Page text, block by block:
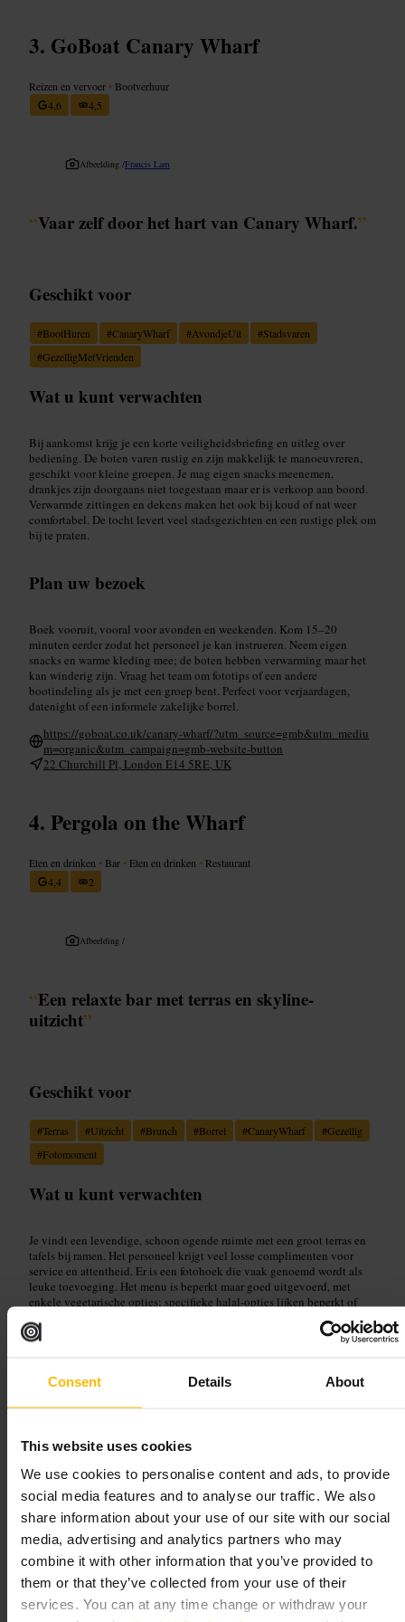
Consent Details About
This website uses cookies
We use cookies to personalise content and ads, to provide
social media features and to analyse our traffic. We also
share information about your use of our site with our social
media, advertising and analytics partners who may
combine it with other information that you’ve provided to
them or that they’ve collected from your use of their
services. You can at any time change or withdraw your
GoBoat Canary Wharf
Reizen en vervoer • Bootverhuur
4,6
4,5
Afbeelding /Francis Lam
“Vaar zelf door het hart van Canary Wharf.”
Geschikt voor
#BootHuren #CanaryWharf #AvondjeUit #Stadsvaren
#GezelligMetVrienden
Wat u kunt verwachten
Bij aankomst krijg je een korte veiligheidsbriefing en uitleg over
bediening. De boten varen rustig en zijn makkelijk te manoeuvreren,
geschikt voor kleine groepen. Je mag eigen snacks meenemen,
drankjes zijn doorgaans niet toegestaan maar er is verkoop aan boord.
Verwarmde zittingen en dekens maken het ook bij koud of nat weer
comfortabel. De tocht levert veel stadsgezichten en een rustige plek om
bij te praten.
Plan uw bezoek
Boek vooruit, vooral voor avonden en weekenden. Kom 15–20
minuten eerder zodat het personeel je kan instrueren. Neem eigen
snacks en warme kleding mee; de boten hebben verwarming maar het
kan winderig zijn. Vraag het team om fototips of een andere
bootindeling als je met een groep bent. Perfect voor verjaardagen,
datenight of een informele zakelijke borrel.
https://goboat.co.uk/canary-wharf/?utm_source=gmb&utm_mediu
m=organic&utm_campaign=gmb-website-button
22 Churchill Pl, London E14 5RE, UK
Pergola on the Wharf
Eten en drinken • Bar • Eten en drinken • Restaurant
4,4
2
Afbeelding /
“Een relaxte bar met terras en skyline-
uitzicht”
Geschikt voor
#Terras #Uitzicht #Brunch #Borrel #CanaryWharf #Gezellig
#Fotomoment
Wat u kunt verwachten
Je vindt een levendige, schoon ogende ruimte met een groot terras en
tafels bij ramen. Het personeel krijgt veel losse complimenten voor
service en attentheid. Er is een fotohoek die vaak genoemd wordt als
leuke toevoeging. Het menu is beperkt maar goed uitgevoerd, met
enkele vegetarische opties; specifieke halal-opties lijken beperkt of
Kom eerder op de avond als je terrasplaatsen wilt. Boek of meld je
binnenkomst naar dieetwensen als je halal nodig hebt, het aanbod is
bent en snelle service belangrijk is.
https://www.pergolacanarywharf.co.uk/
Crossrail Pl, London E14 5AR, UK
Clays, Canary Wharf
Kunst en Amusement•Speelhal